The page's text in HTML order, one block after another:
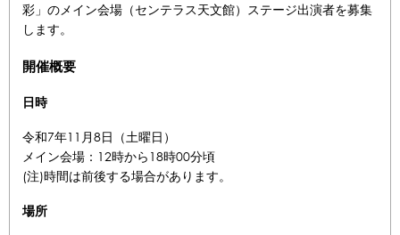
彩」のメイン会場（センテラス天文館）ステージ出演者を募集
します。
開催概要
日時
令和7年11月8日（土曜日）
メイン会場：12時から18時00分頃
(注)時間は前後する場合があります。
場所